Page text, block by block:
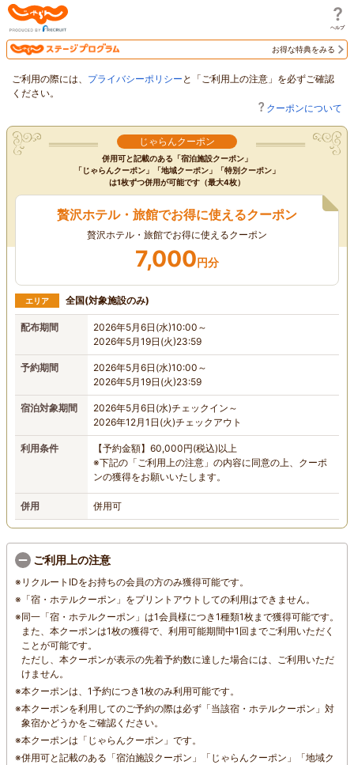
お得な特典をみる
ご利用の際には、 プライバシーポリシー と「ご利用上の注意」を必ずご確認
ください。
クーポンについて
じゃらんクーポン
併用可と記載のある「宿泊施設クーポン」
「じゃらんクーポン」「地域クーポン」「特別クーポン」
は1枚ずつ併用が可能です（最大4枚）
贅沢ホテル・旅館でお得に使えるクーポン
贅沢ホテル・旅館でお得に使えるクーポン
7,000円分
エリア 全国(対象施設のみ)
配布期間
2026年5月6日(水)10:00～
2026年5月19日(火)23:59
予約期間
2026年5月6日(水)10:00～
2026年5月19日(火)23:59
宿泊対象期間
2026年5月6日(水)チェックイン～
2026年12月1日(火)チェックアウト
利用条件
【予約金額】60,000円(税込)以上
※下記の「ご利用上の注意」の内容に同意の上、クーポ
ンの獲得をお願いいたします。
併用 併用可
ご利用上の注意
※ リクルートIDをお持ちの会員の方のみ獲得可能です。
※ 「宿・ホテルクーポン」をプリントアウトしての利用はできません。
※同一「宿・ホテルクーポン」は1会員様につき1種類1枚まで獲得可能です。
また、本クーポンは1枚の獲得で、利用可能期間中1回までご利用いただく
ことが可能です。
ただし、本クーポンが表示の先着予約数に達した場合には、ご利用いただ
けません。
※本クーポンは、1予約につき1枚のみ利用可能です。
※本クーポンを利用してのご予約の際は必ず「当該宿・ホテルクーポン」対
象宿かどうかをご確認ください。
※本クーポンは「じゃらんクーポン」です。
※併用可と記載のある「宿泊施設クーポン」「じゃらんクーポン」「地域ク